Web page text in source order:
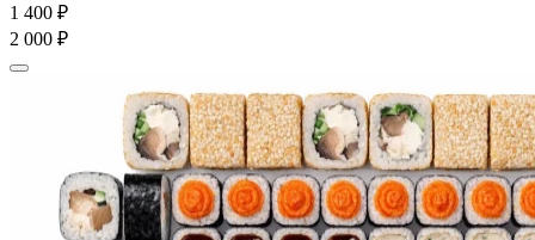
1 400 ₽
2 000 ₽